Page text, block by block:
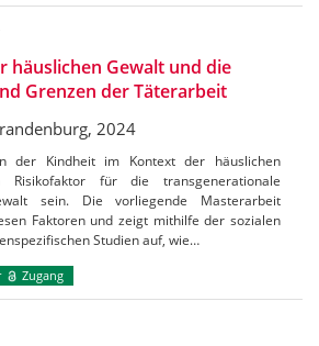
häuslichen Gewalt und die
Grenzen der Täterarbeit
2024
der Kindheit im Kontext der häuslichen
für die transgenerationale
sein. Die vorliegende Masterarbeit
Faktoren und zeigt mithilfe der sozialen
Studien auf, wie…
Zugang